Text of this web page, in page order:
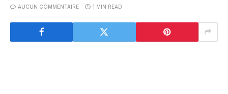
AUCUN COMMENTAIRE 1 MIN READ